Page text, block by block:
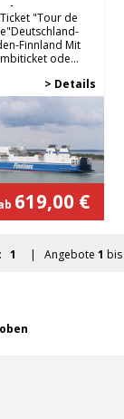
"Tour de
Finnland Mit
ode...
> Details
619,00 €
1 | Angebote 1 bis